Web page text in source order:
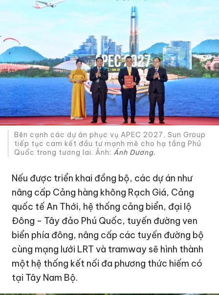
Bên cạnh các dự án phục vụ APEC 2027, Sun Group
tiếp tục cam kết đầu tư mạnh mẽ cho hạ tầng Phú
Quốc trong tương lai. Ảnh: Ánh Dương.
Nếu được triển khai đồng bộ, các dự án như
nâng cấp Cảng hàng không Rạch Giá, Cảng
quốc tế An Thới, hệ thống cảng biển, đại lộ
Đông - Tây đảo Phú Quốc, tuyến đường ven
biển phía đông, nâng cấp các tuyến đường bộ
cùng mạng lưới LRT và tramway sẽ hình thành
một hệ thống kết nối đa phương thức hiếm có
tại Tây Nam Bộ.